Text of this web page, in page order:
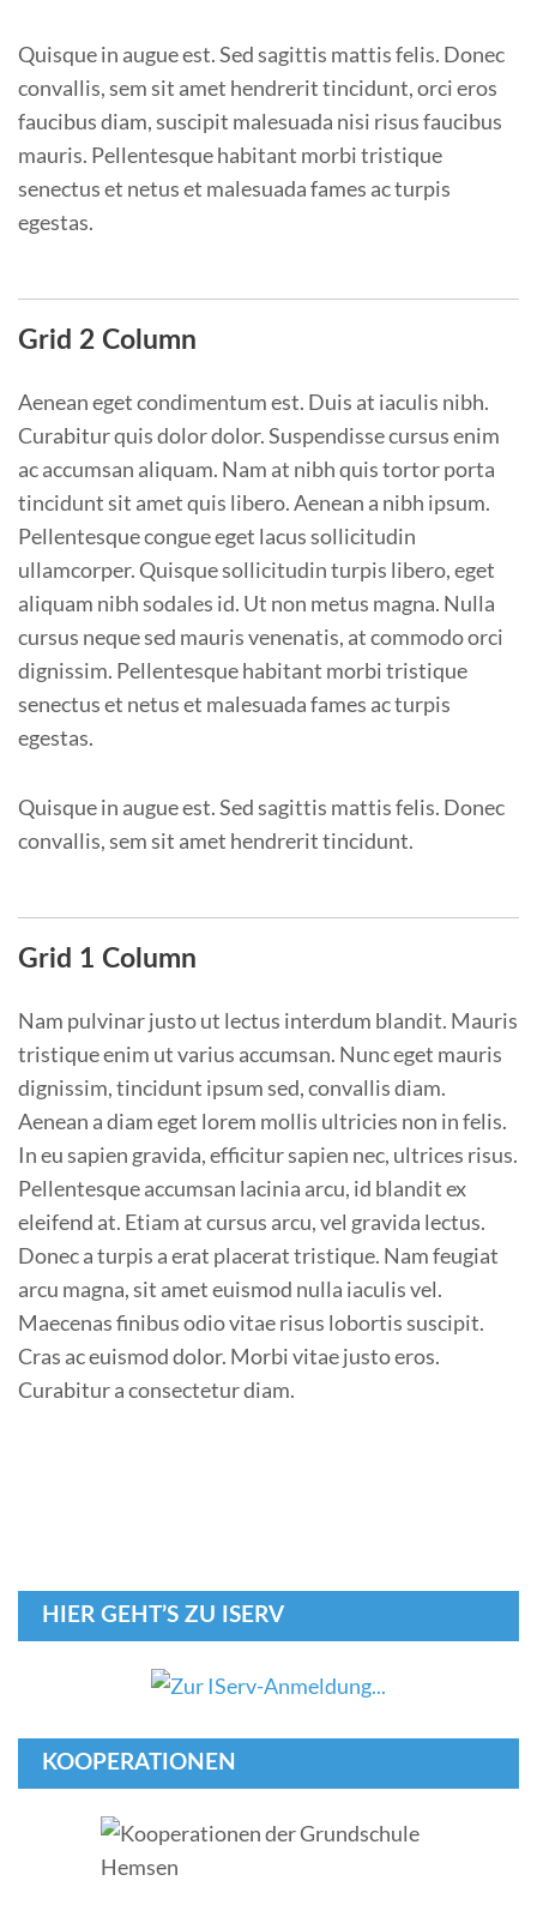
Quisque in augue est. Sed sagittis mattis felis. Donec
convallis, sem sit amet hendrerit tincidunt, orci eros
faucibus diam, suscipit malesuada nisi risus faucibus
mauris. Pellentesque habitant morbi tristique
senectus et netus et malesuada fames ac turpis
egestas.
Grid 2 Column
Aenean eget condimentum est. Duis at iaculis nibh.
Curabitur quis dolor dolor. Suspendisse cursus enim
ac accumsan aliquam. Nam at nibh quis tortor porta
tincidunt sit amet quis libero. Aenean a nibh ipsum.
Pellentesque congue eget lacus sollicitudin
ullamcorper. Quisque sollicitudin turpis libero, eget
aliquam nibh sodales id. Ut non metus magna. Nulla
cursus neque sed mauris venenatis, at commodo orci
dignissim. Pellentesque habitant morbi tristique
senectus et netus et malesuada fames ac turpis
egestas.
Quisque in augue est. Sed sagittis mattis felis. Donec
convallis, sem sit amet hendrerit tincidunt.
Grid 1 Column
Nam pulvinar justo ut lectus interdum blandit. Mauris
tristique enim ut varius accumsan. Nunc eget mauris
dignissim, tincidunt ipsum sed, convallis diam.
Aenean a diam eget lorem mollis ultricies non in felis.
In eu sapien gravida, efficitur sapien nec, ultrices risus.
Pellentesque accumsan lacinia arcu, id blandit ex
eleifend at. Etiam at cursus arcu, vel gravida lectus.
Donec a turpis a erat placerat tristique. Nam feugiat
arcu magna, sit amet euismod nulla iaculis vel.
Maecenas finibus odio vitae risus lobortis suscipit.
Cras ac euismod dolor. Morbi vitae justo eros.
Curabitur a consectetur diam.
HIER GEHT’S ZU ISERV
KOOPERATIONEN